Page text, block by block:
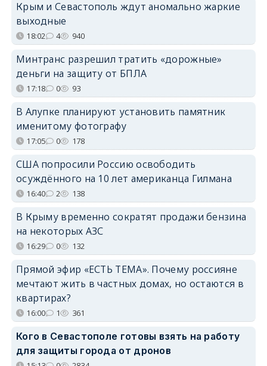
Крым и Севастополь ждут аномально жаркие
выходные
18:02 4 940
Минтранс разрешил тратить «дорожные»
деньги на защиту от БПЛА
17:18 0 93
В Алупке планируют установить памятник
именитому фотографу
17:05 0 178
США попросили Россию освободить
осуждённого на 10 лет американца Гилмана
16:40 2 138
В Крыму временно сократят продажи бензина
на некоторых АЗС
16:29 0 132
Прямой эфир «ЕСТЬ ТЕМА». Почему россияне
мечтают жить в частных домах, но остаются в
квартирах?
16:00 1 361
Кого в Севастополе готовы взять на работу
для защиты города от дронов